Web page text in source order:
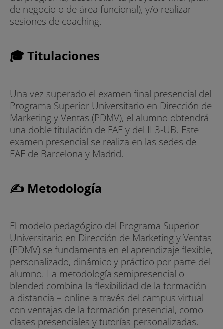
de negocio o de área funcional), y/o realizar
sesiones de coaching.
🎓 Titulaciones
Una vez superado el examen final presencial del
Programa Superior Universitario en Dirección de
Marketing y Ventas (PDMV), el alumno obtendrá
una doble titulación de EAE y del IL3-UB. Este
examen presencial se realiza en las sedes de
EAE de Barcelona y Madrid.
✍ Metodología
El modelo pedagógico del Programa Superior
Universitario en Dirección de Marketing y Ventas
(PDMV) se fundamenta en el aprendizaje flexible,
personalizado, dinámico y práctico por parte del
alumno. La metodología semipresencial o
blended combina la flexibilidad de la formación
a distancia – online a través del campus virtual
con ventajas de la formación presencial, como
clases presenciales y tutorías personalizadas.